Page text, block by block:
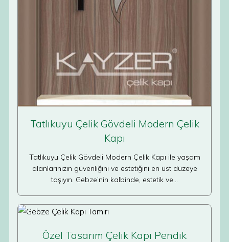
Tatlıkuyu Çelik Gövdeli Modern Çelik
Kapı
Tatlıkuyu Çelik Gövdeli Modern Çelik Kapı ile yaşam
alanlarınızın güvenliğini ve estetiğini en üst düzeye
taşıyın. Gebze’nin kalbinde, estetik ve…
Özel Tasarım Çelik Kapı Pendik